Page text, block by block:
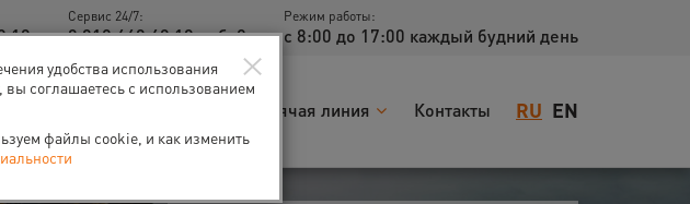
18
Сервис 24/7:
8 812 448 48 18 доб. 2
Режим работы:
с 8:00 до 17:00 каждый будний день
RU EN
Горячая линия Контакты
×
удобства использования
соглашаетесь с использованием
файлы cookie, и как изменить